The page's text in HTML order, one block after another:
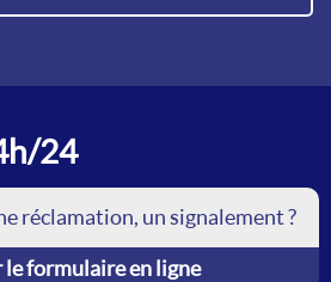
24
réclamation, un signalement ?
le formulaire en ligne